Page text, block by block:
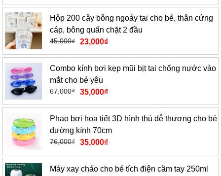
Hộp 200 cây bông ngoáy tai cho bé, thân cứng
cáp, bông quấn chặt 2 đầu
45,000₫ 23,000₫
Combo kính bơi kẹp mũi bịt tai chống nước vào
mắt cho bé yêu
67,000₫ 35,000₫
Phao bơi họa tiết 3D hình thú dễ thương cho bé
đường kính 70cm
76,000₫ 35,000₫
Máy xay cháo cho bé tích điện cầm tay 250ml